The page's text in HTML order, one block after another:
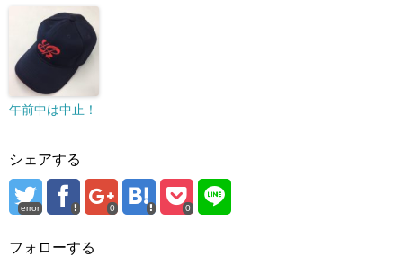
午前中は中止！
シェアする
error 0 0
フォローする